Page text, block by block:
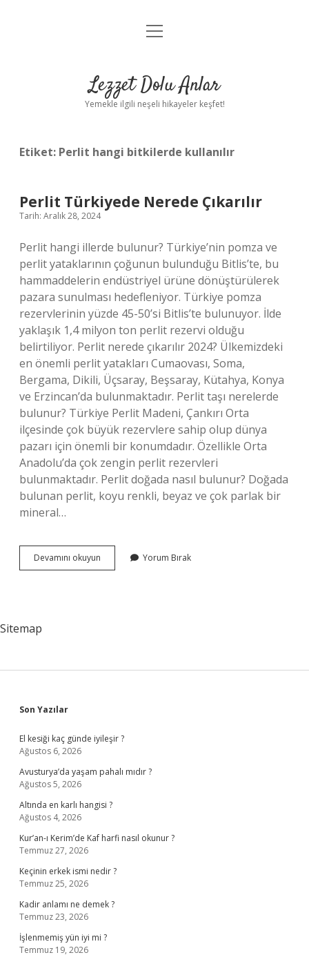
Anasayfa
Yasal Uyarı
menüyü
Lezzet Dolu Anlar
Yemekle ilgili neşeli hikayeler keşfet!
Etiket: Perlit hangi bitkilerde kullanılır
Perlit Türkiyede Nerede Çıkarılır
Tarih: Aralık 28, 2024
Perlit hangi illerde bulunur? Türkiye’nin pomza ve
perlit yataklarının çoğunun bulunduğu Bitlis’te, bu
hammaddelerin endüstriyel ürüne dönüştürülerek
pazara sunulması hedefleniyor. Türkiye pomza
rezervlerinin yüzde 45-50’si Bitlis’te bulunuyor. İlde
yaklaşık 1,4 milyon ton perlit rezervi olduğu
belirtiliyor. Perlit nerede çıkarılır 2024? Ülkemizdeki
en önemli perlit yatakları Cumaovası, Soma,
Bergama, Dikili, Üçsaray, Beşsaray, Kütahya, Konya
ve Erzincan’da bulunmaktadır. Perlit taşı nerelerde
bulunur? Türkiye Perlit Madeni, Çankırı Orta
ilçesinde çok büyük rezervlere sahip olup dünya
pazarı için önemli bir konumdadır. Özellikle Orta
Anadolu’da çok zengin perlit rezervleri
bulunmaktadır. Perlit doğada nasıl bulunur? Doğada
bulunan perlit, koyu renkli, beyaz ve çok parlak bir
mineral…
Devamını okuyun
Türkiyede
Yorum Bırak
Sitemap
Sidebar
Son Yazılar
El kesiği kaç günde iyileşir ?
Ağustos 6, 2026
Avusturya’da yaşam pahalı mıdır ?
Ağustos 5, 2026
Altında en karlı hangisi ?
Ağustos 4, 2026
Kur’an-ı Kerim’de Kaf harfi nasıl okunur ?
Temmuz 27, 2026
Keçinin erkek ismi nedir ?
Temmuz 25, 2026
Kadir anlamı ne demek ?
Temmuz 23, 2026
İşlenmemiş yün iyi mi ?
Temmuz 19, 2026